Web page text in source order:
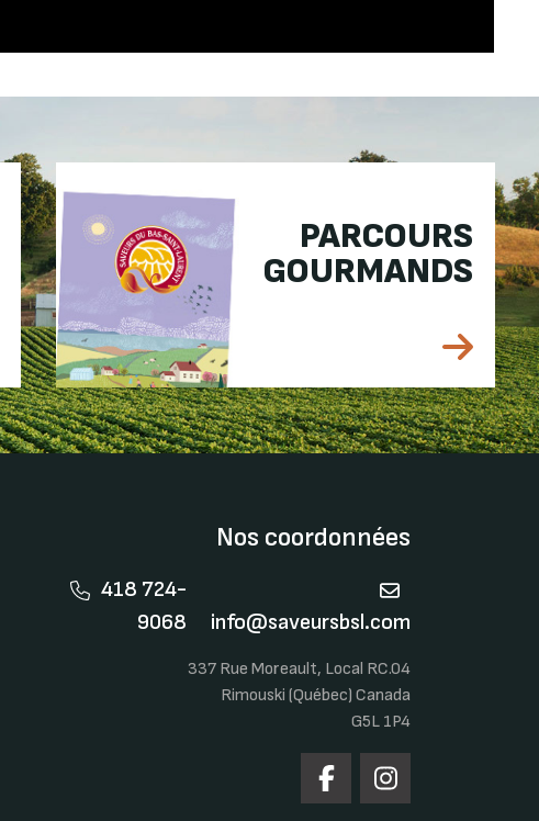
PARCOURS
GOURMANDS
Nos coordonnées
418 724-
9068
info@saveursbsl.com
337 Rue Moreault, Local RC.04
Rimouski (Québec) Canada
G5L 1P4